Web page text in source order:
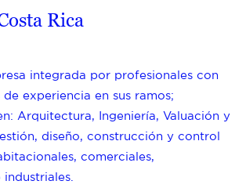
Rica
integrada por profesionales con
experiencia en sus ramos;
Arquitectura, Ingeniería, Valuación y
diseño, construcción y control
comerciales,